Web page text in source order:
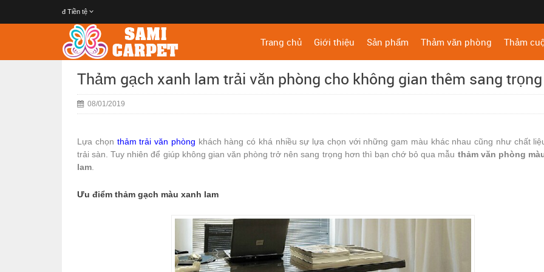
đ Tiền tệ
Trang chủ Giới thiệu Sản phẩm Thảm văn phòng Thảm
Thảm gạch xanh lam trải văn phòng cho không gian thêm sang trọng
08/01/2019
Lựa chọn thảm trải văn phòng khách hàng có khá nhiều sự lựa chọn với những gam màu khác nhau cũng như chất
trải sàn. Tuy nhiên để giúp không gian văn phòng trở nên sang trọng hơn thì bạn chớ bỏ qua mẫu thảm văn phòng
lam
Ưu điểm thảm gạch màu xanh lam